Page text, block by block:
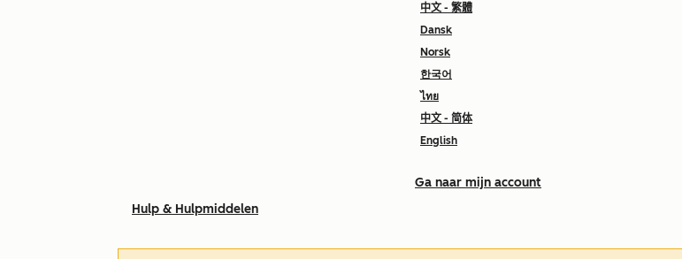
中文 - 繁體
Dansk
Norsk
한국어
ไทย
中文 - 简体
English
Ga naar mijn account
Hulp & Hulpmiddelen